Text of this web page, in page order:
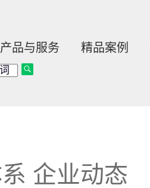
产品与服务 精品案例
新闻体系 企业动态